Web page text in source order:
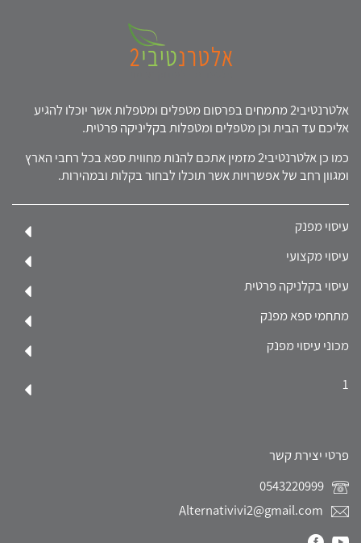
אלטרנטיבי2 מתמחים בפרסום מטפלים ומטפלות אשר יוכלו להגיע
אליכם עד הבית וכן מטפלים ומטפלות בקליניקה פרטית.
כמו כן אלטרנטיבי2 מזמין אתכם להנות מחווית ספא בכל רחבי הארץ
ומגוון רחב של אפשרויות אשר תוכלו לבחור בקלות ובמהירות.
עיסוי מפנק
עיסוי מקצועי
עיסוי בקלניקה פרטית
מתחמי ספא מפנק
מכוני עיסוי מפנק
1
פרטי יצירת קשר
Alternativivi2@gmail.com